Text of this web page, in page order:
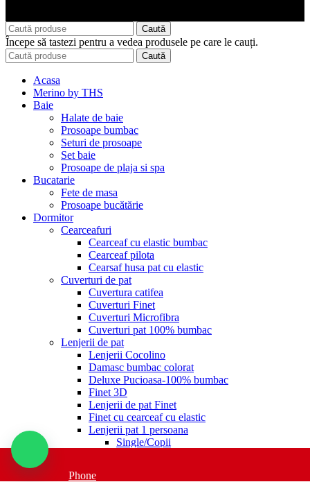
Caută
Începe să tastezi pentru a vedea produsele pe care le cauți.
Caută
Acasa
Merino by THS
Baie
Halate de baie
Prosoape bumbac
Seturi de prosoape
Set baie
Prosoape de plaja si spa
Bucatarie
Fete de masa
Prosoape bucătărie
Dormitor
Cearceafuri
Cearceaf cu elastic bumbac
Cearceaf pilota
Cearsaf husa pat cu elastic
Cuverturi de pat
Cuvertura catifea
Cuverturi Finet
Cuverturi Microfibra
Cuverturi pat 100% bumbac
Lenjerii de pat
Lenjerii Cocolino
Damasc bumbac colorat
Deluxe Pucioasa-100% bumbac
Finet 3D
Lenjerii de pat Finet
Finet cu cearceaf cu elastic
Lenjerii pat 1 persoana
Single/Copii
Phone